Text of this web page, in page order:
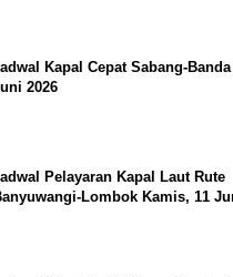
Kapal Cepat Sabang-
2026
Pelayaran Kapal Laut Rute
Lombok Kamis, 11